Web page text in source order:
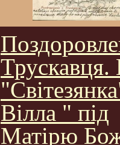
Трускавця.
Вілла " під
Матірю